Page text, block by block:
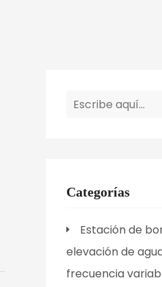
Categorías
Estación de
elevación de
frecuencia